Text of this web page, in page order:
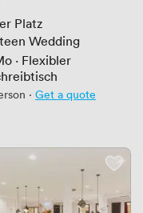
Bewertungen
Platz
Wedding
· Flexibler
· Get a quote